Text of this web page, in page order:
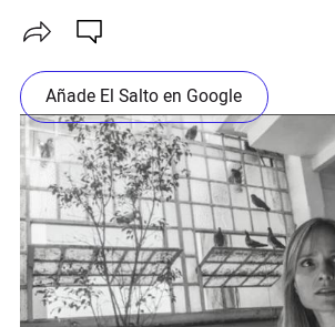
Añade El Salto en Google